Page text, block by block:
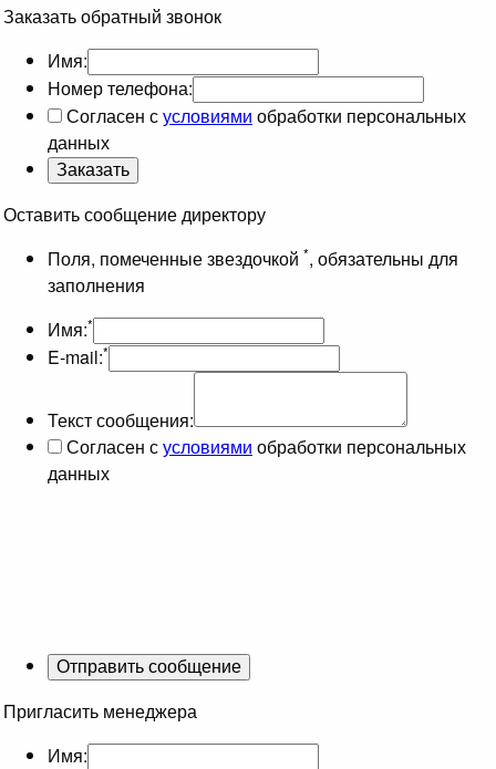
Заказать обратный звонок
Имя:
Номер телефона:
Согласен сусловиями обработки персональных
данных
Оставить сообщение директору
Поля, помеченные звездочкой *, обязательны для
заполнения
Имя:*
E-mail:*
Текст сообщения:
Согласен сусловиями обработки персональных
данных
Пригласить менеджера
Имя: